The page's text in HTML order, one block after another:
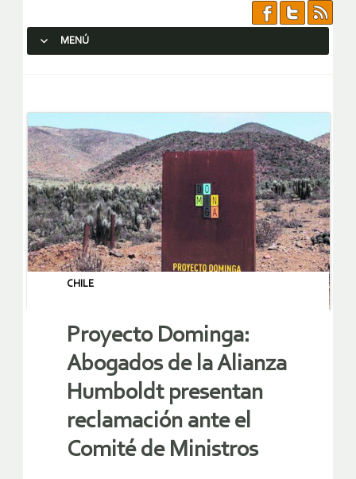
MENÚ
CHILE
Proyecto Dominga:
Abogados de la Alianza
Humboldt presentan
reclamación ante el
Comité de Ministros